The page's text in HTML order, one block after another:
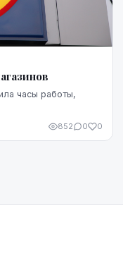
часы работы,
852 0 0